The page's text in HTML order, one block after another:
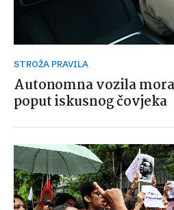
STROŽA PRAVILA
Autonomna vozila
poput iskusnog čovjeka